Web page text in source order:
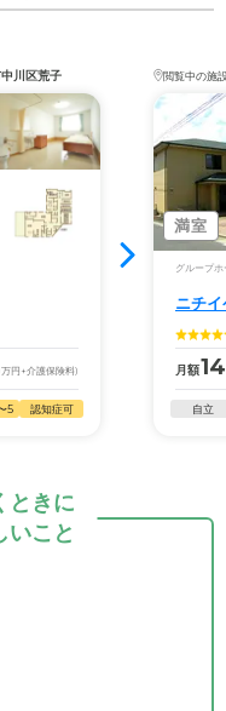
川区荒子
万円 +介護保険料)
5 認知症可
閲覧中の施
満室
グループホ
ニチ
月額
自立
ときに
いこと